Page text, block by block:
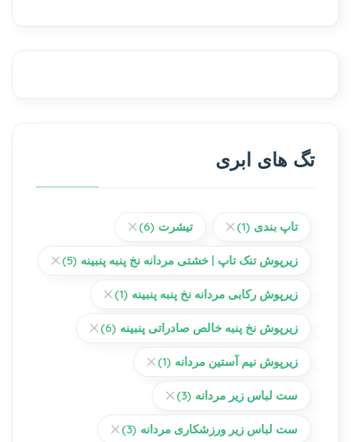
تگ های ابری
تاپ بندی (1) تیشرت (6)
زیرپوش تنک تاپ | خشتی مردانه نخ پنبه پنبینه (5)
زیرپوش رکابی مردانه نخ پنبه پنبینه (1)
زیرپوش نخ پنبه خالص صادراتی پنبینه (6)
زیرپوش نیم آستین مردانه (1)
ست لباس زیر مردانه (3)
ست لباس زیر ورزشکاری مردانه (3)